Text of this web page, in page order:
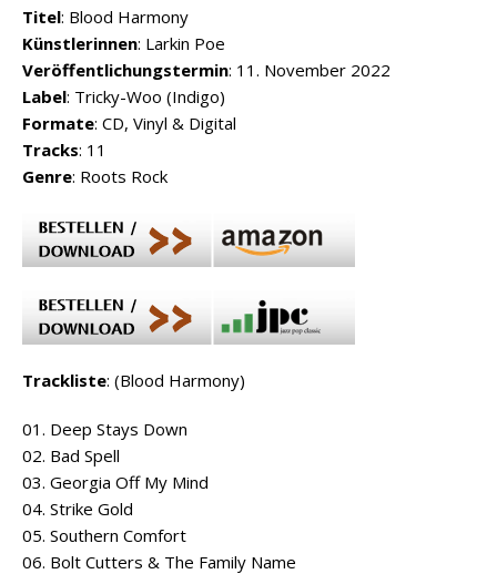
Titel: Blood Harmony
Künstlerinnen: Larkin Poe
Veröffentlichungstermin: 11. November 2022
Label: Tricky-Woo (Indigo)
Formate: CD, Vinyl & Digital
Tracks: 11
Genre: Roots Rock
Trackliste: (Blood Harmony)
01. Deep Stays Down
02. Bad Spell
03. Georgia Off My Mind
04. Strike Gold
05. Southern Comfort
06. Bolt Cutters & The Family Name